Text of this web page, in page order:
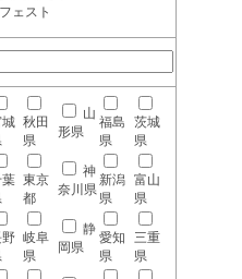
ェスト
秋田
県
山
形県
福島
県
茨城
県
東京
都
神
奈川県
新潟
県
富山
県
岐阜
県
静
岡県
愛知
県
三重
県